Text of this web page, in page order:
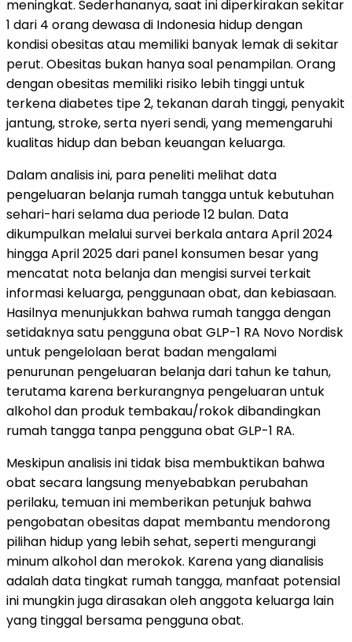
meningkat. Sederhananya, saat ini diperkirakan sekitar
1 dari 4 orang dewasa di Indonesia hidup dengan
kondisi obesitas atau memiliki banyak lemak di sekitar
perut. Obesitas bukan hanya soal penampilan. Orang
dengan obesitas memiliki risiko lebih tinggi untuk
terkena diabetes tipe 2, tekanan darah tinggi, penyakit
jantung, stroke, serta nyeri sendi, yang memengaruhi
kualitas hidup dan beban keuangan keluarga.
Dalam analisis ini, para peneliti melihat data
pengeluaran belanja rumah tangga untuk kebutuhan
sehari-hari selama dua periode 12 bulan. Data
dikumpulkan melalui survei berkala antara April 2024
hingga April 2025 dari panel konsumen besar yang
mencatat nota belanja dan mengisi survei terkait
informasi keluarga, penggunaan obat, dan kebiasaan.
Hasilnya menunjukkan bahwa rumah tangga dengan
setidaknya satu pengguna obat GLP-1 RA Novo Nordisk
untuk pengelolaan berat badan mengalami
penurunan pengeluaran belanja dari tahun ke tahun,
terutama karena berkurangnya pengeluaran untuk
alkohol dan produk tembakau/rokok dibandingkan
rumah tangga tanpa pengguna obat GLP-1 RA.
Meskipun analisis ini tidak bisa membuktikan bahwa
obat secara langsung menyebabkan perubahan
perilaku, temuan ini memberikan petunjuk bahwa
pengobatan obesitas dapat membantu mendorong
pilihan hidup yang lebih sehat, seperti mengurangi
minum alkohol dan merokok. Karena yang dianalisis
adalah data tingkat rumah tangga, manfaat potensial
ini mungkin juga dirasakan oleh anggota keluarga lain
yang tinggal bersama pengguna obat.